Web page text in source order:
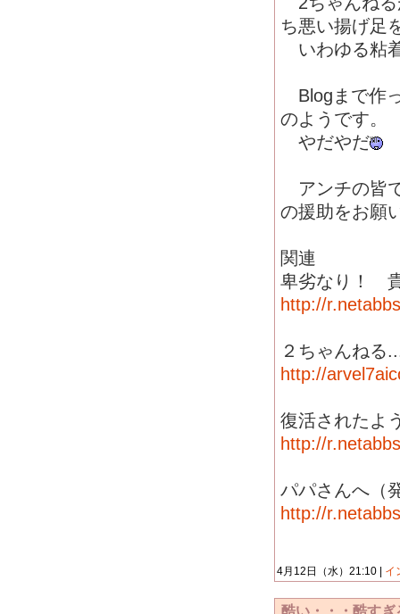
ち悪い揚げ足
いわゆる粘
Blogまで作
のようです。
やだやだ
アンチの皆
の援助をお願
関連
卑劣なり！
http://
２ちゃんねる
http://
復活されたよ
http://
パパさんへ（
http://
4月12日（水）21:10 | イ
酷い・・・酷すぎ